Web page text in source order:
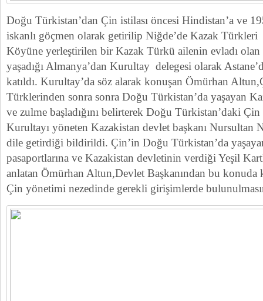
Doğu Türkistan’dan Çin istilası öncesi Hindistan’a ve
iskanlı göçmen olarak getirilip Niğde’de Kazak
Köyüne yerleştirilen bir Kazak Türkü ailenin evladı
yaşadığı Almanya’dan Kurultay delegesi olarak
katıldı. Kurultay’da söz alarak konuşan Ömürhan
Türklerinden sonra sonra Doğu Türkistan’da yaşayan
ve zulme başladığını belirterek Doğu Türkistan’daki
Kurultayı yöneten Kazakistan devlet başkanı Nursultan
dile getirdiği bildirildi. Çin’in Doğu Türkistan’da
pasaportlarına ve Kazakistan devletinin verdiği Yeşil
anlatan Ömürhan Altun,Devlet Başkanından bu konuda
Çin yönetimi nezedinde gerekli girişimlerde